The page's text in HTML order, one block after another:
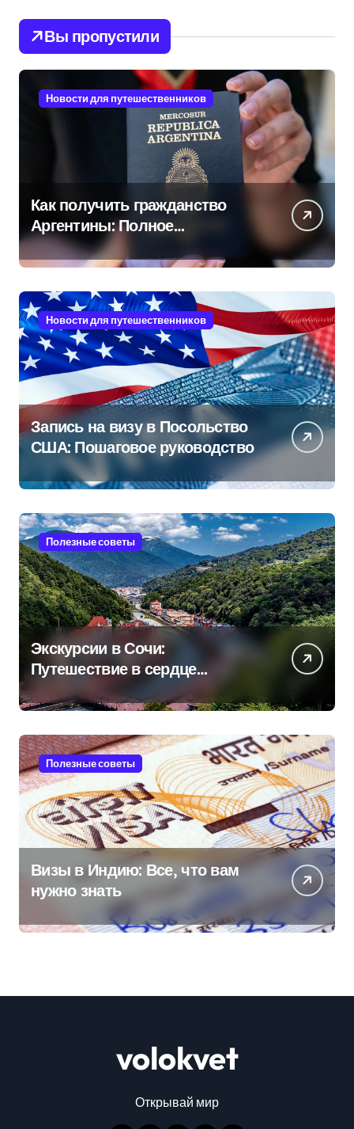
Вы пропустили
Новости для путешественников
Как получить гражданство
Аргентины: Полное
руководство
Новости для путешественников
Запись на визу в Посольство
США: Пошаговое руководство
Полезные советы
Экскурсии в Сочи:
Путешествие в сердце
Черноморского курорта
Полезные советы
Визы в Индию: Все, что вам
нужно знать
volokvet
Открывай мир